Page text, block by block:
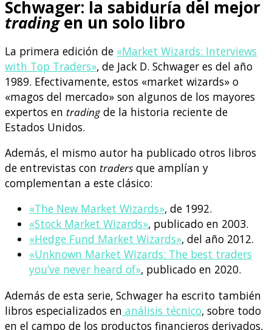
Schwager: la sabiduría del mejor
tradingen un solo libro
La primera edición de «Market Wizards: Interviews
with Top Traders», de Jack D. Schwager es del año
1989. Efectivamente, estos «market wizards» o
«magos del mercado» son algunos de los mayores
expertos en tradingde la historia reciente de
Estados Unidos.
Además, el mismo autor ha publicado otros libros
de entrevistas con traders que amplían y
complementan a este clásico:
«The New Market Wizards», de 1992.
«Stock Market Wizards», publicado en 2003.
«Hedge Fund Market Wizards», del año 2012.
«Unknown Market Wizards: The best traders
you’ve never heard of», publicado en 2020.
Además de esta serie, Schwager ha escrito también
libros especializados en análisis técnico, sobre todo
en el campo de los productos financieros derivados,